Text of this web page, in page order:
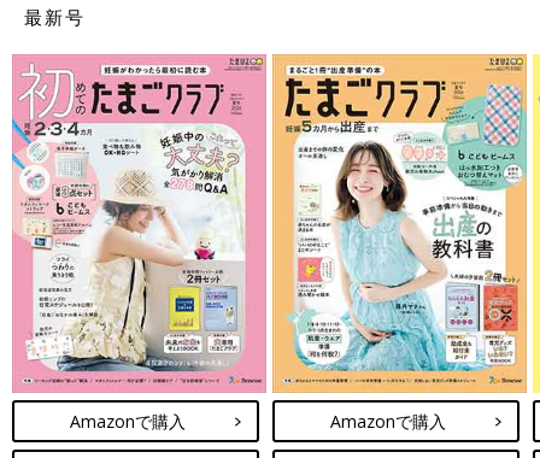
・アレルギー反応が出たとき家庭ではどのように対応しているの
か
といったことを確認します。参考になる資料や書類があれば持参
いただき、申告もれがないようにお願いしています。アレルギー
症状が重く、アドレナリン自己注射薬を処方されている場合は必
ず伝えてもらっています。
調布市ではアドレナリン自己注射薬が緊急時に必要なお子さんの
対応についても、日々教職員の研修を行ったり、近隣の病院と連
携して迅速な対応をしたりするなどの対策をたてています」（廣
瀬さん）
アドレナリン自己注射薬を処方されている場合、春から通う園や
学校がどのような対応をしているのか、集団生活に入る前にしっ
かり確認しておくことが必要なようです。
佐藤先生「専用スマホアプリを活用しても」
最新号
Amazonで購入 Amazonで購入